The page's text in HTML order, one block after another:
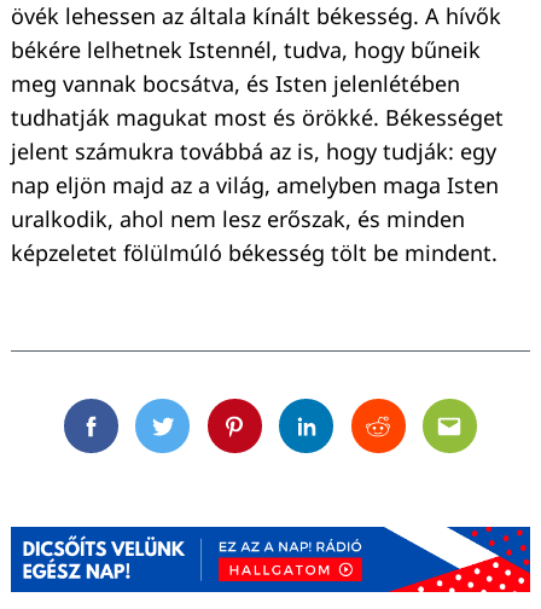
övék lehessen az általa kínált békesség. A hívők
békére lelhetnek Istennél, tudva, hogy bűneik
meg vannak bocsátva, és Isten jelenlétében
tudhatják magukat most és örökké. Békességet
jelent számukra továbbá az is, hogy tudják: egy
nap eljön majd az a világ, amelyben maga Isten
uralkodik, ahol nem lesz erőszak, és minden
képzeletet fölülmúló békesség tölt be mindent.
FacebookTwitterPinterestLinkedinRedditEmail